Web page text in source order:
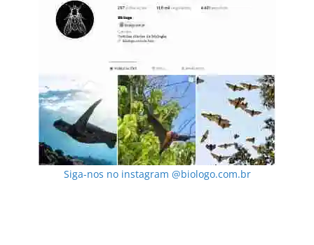
Siga-nos no instagram @biologo.com.br